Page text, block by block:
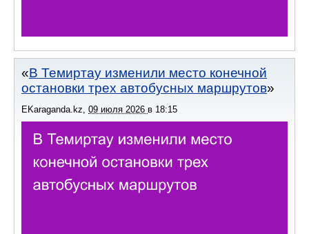
В Темиртау изменили место конечной
остановки трех автобусных маршрутов
EKaraganda.kz 09 июля 2026 в 18:15